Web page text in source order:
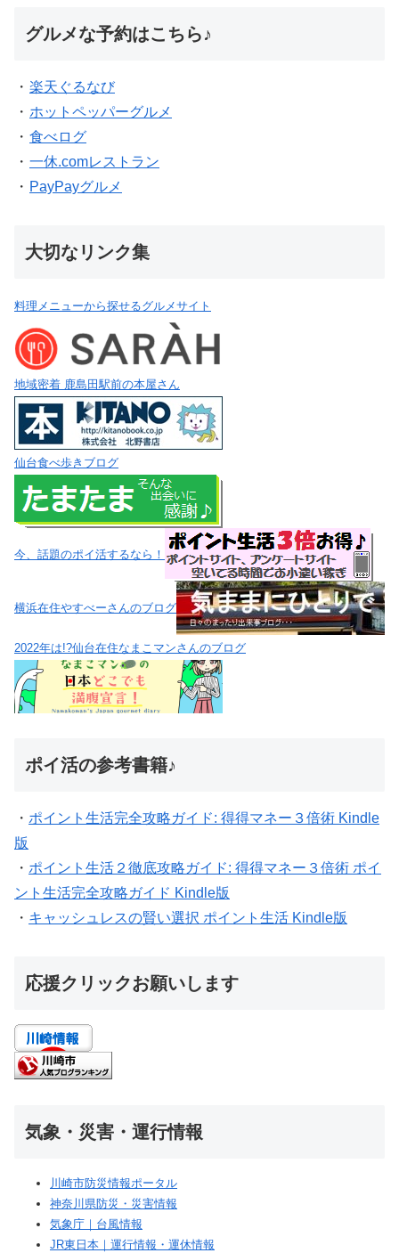
グルメな予約はこちら♪
・ 楽天ぐるなび
・ ホットペッパーグルメ
・ 食べログ
・ 一休.comレストラン
・ PayPayグルメ
大切なリンク集
料理メニューから探せるグルメサイト
地域密着 鹿島田駅前の本屋さん
仙台食べ歩きブログ
今、話題のポイ活するなら！
横浜在住やすべーさんのブログ
2022年は!?仙台在住なまこマンさんのブログ
ポイ活の参考書籍♪
・ ポイント生活完全攻略ガイド: 得得マネー３倍術 Kindle
版
・ ポイント生活２徹底攻略ガイド: 得得マネー３倍術 ポイ
ント生活完全攻略ガイド Kindle版
・ キャッシュレスの賢い選択 ポイント生活 Kindle版
応援クリックお願いします
気象・災害・運行情報
川崎市防災情報ポータル
神奈川県防災・災害情報
気象庁｜台風情報
JR東日本｜運行情報・運休情報